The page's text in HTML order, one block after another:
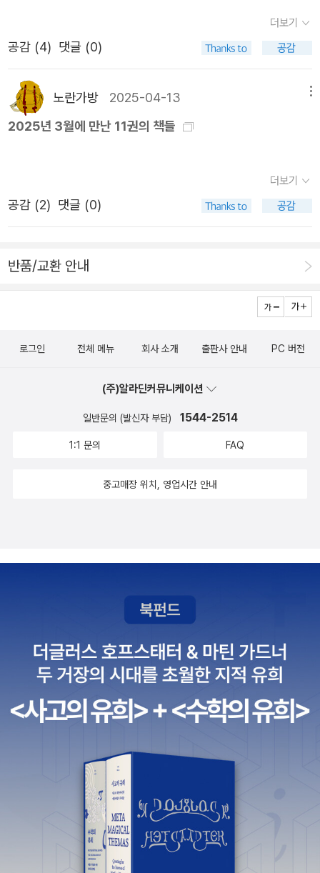
것이라고 한다. 그 시절 정말 열심히 살았다는 의미 정도로
보면 될까. 책 말미에 붙어 있는 일종의 후기에는, 지금은 담
배도 진작 끊고, 술도 상당히 줄였다고 한다.(몇 년 전 항암
치료를 했다고도..)책에는 자주 “실패한 한 달의 기록”이라
하고 싶지는 않다. 작가에게 그게 큰 문제였고, 해결하고자
하나님과 함께 씨름했다면 그건 그에게는 큰 문제일 테니까.
사실 작가의 성격으로 보아 다른 무엇을 통해서라도 하나님
전체에 무슨 특별하거나 대단한 사건이 나오지는 않는다. 월
맡긴 100주년사의 원고를 받아 놓기도 하고(월말에 가서야
냈던 소소한 하루하루의 이야기다. 그 와중에 거의 매일 새
고.하지만 우리의 삶이라는 게 그렇게 소소하고 평범해 보이
는 날들의 연속이 아닐까. 신앙생활이라는 것도, 그런 평범
한 장소에서 평범한 사람들과 보내는 시간들이 주 무대다.
는 시간이 훨씬 더 기니까 말이다. 결국 어떻게 일상을 살아
이밀면, 작가의 어떤 생각들에 이의를 제기할 지도 모르겠지
아니라 복음 안에서만 발견할 수 있는 좋은 것을 알려주는
거라고 생각한다. 작가 나름의 이런 분투기가 또 어떤 이들
에게는 좋은 위로와 도전을 줄 수도 있을 것 같다.
훨씬 윗길임에는 틀림없다!- 이숙경, 『내가 행복했던 교회로
가주세요』 중에서
더보기
공감 (4) 댓글 (0)
노란가방 2025-04-13
2025년 3월에 만난 11권의 책들
더보기
공감 (2) 댓글 (0)
반품/교환 안내
로그인 전체 메뉴 회사 소개 출판사 안내 PC 버전
(주)알라딘커뮤니케이션
일반문의 (발신자 부담) 1544-2514
1:1 문의 FAQ
중고매장 위치, 영업시간 안내